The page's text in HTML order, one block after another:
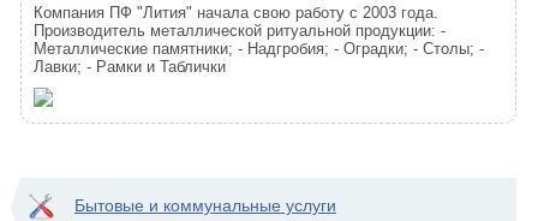
Компания ПФ "Лития" начала свою работу с 2003 года.
Производитель металлической ритуальной продукции: -
Металлические памятники; - Надгробия; - Оградки; - Столы; -
Лавки; - Рамки и Таблички
Бытовые и коммунальные услуги